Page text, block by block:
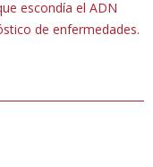
escondía el ADN
de enfermedades.